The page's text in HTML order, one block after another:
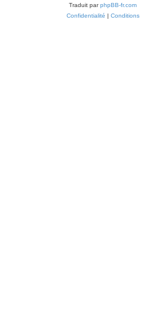
Traduit parphpBB-fr.com
Confidentialité | Conditions